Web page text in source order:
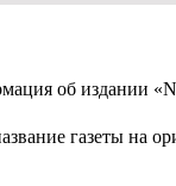
об издании
газеты на